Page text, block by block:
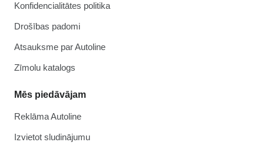
Konfidencialitātes politika
Drošības padomi
Atsauksme par Autoline
Zīmolu katalogs
Mēs piedāvājam
Reklāma Autoline
Izvietot sludinājumu